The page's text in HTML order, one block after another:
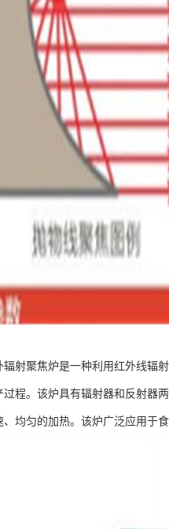
辐射聚焦炉是一种利用红外线辐
过程。该炉具有辐射器和反射器
、均匀的加热。该炉广泛应用于